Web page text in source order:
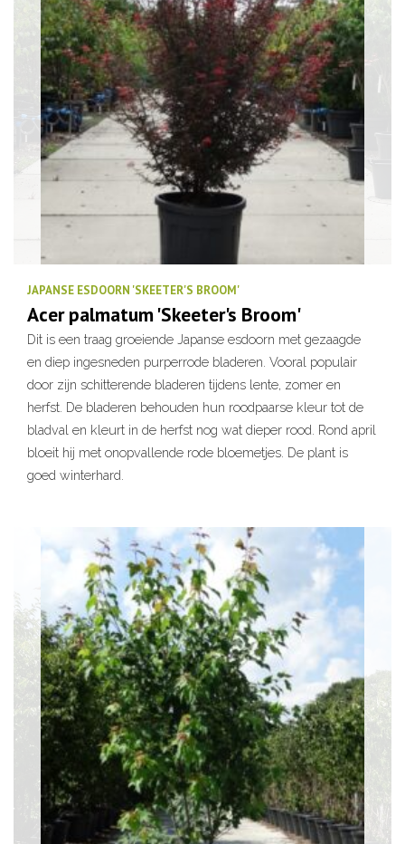
JAPANSE ESDOORN 'SKEETER'S BROOM'
Acer palmatum 'Skeeter's Broom'
Dit is een traag groeiende Japanse esdoorn met gezaagde
en diep ingesneden purperrode bladeren. Vooral populair
door zijn schitterende bladeren tijdens lente, zomer en
herfst. De bladeren behouden hun roodpaarse kleur tot de
bladval en kleurt in de herfst nog wat dieper rood. Rond april
bloeit hij met onopvallende rode bloemetjes. De plant is
goed winterhard.